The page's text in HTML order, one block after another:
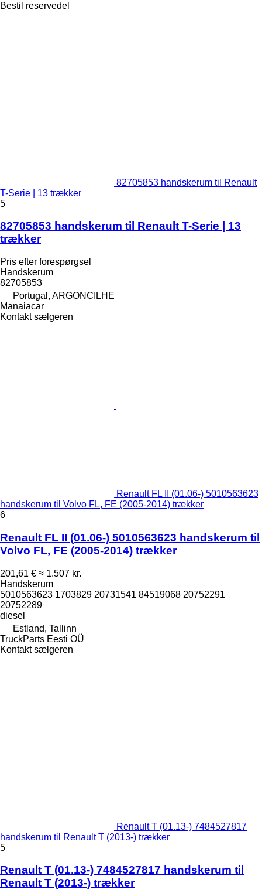
Bestil reservedel
82705853 handskerum til Renault
T-Serie | 13 trækker
5
82705853 handskerum til Renault T-Serie | 13
trækker
Pris efter forespørgsel
Handskerum
82705853
Portugal, ARGONCILHE
Manaiacar
Kontakt sælgeren
Renault FL II (01.06-) 5010563623
handskerum til Volvo FL, FE (2005-2014) trækker
6
Renault FL II (01.06-) 5010563623 handskerum til
Volvo FL, FE (2005-2014) trækker
201,61 € ≈ 1.507 kr.
Handskerum
5010563623 1703829 20731541 84519068 20752291
20752289
diesel
Estland, Tallinn
TruckParts Eesti OÜ
Kontakt sælgeren
Renault T (01.13-) 7484527817
handskerum til Renault T (2013-) trækker
5
Renault T (01.13-) 7484527817 handskerum til
Renault T (2013-) trækker